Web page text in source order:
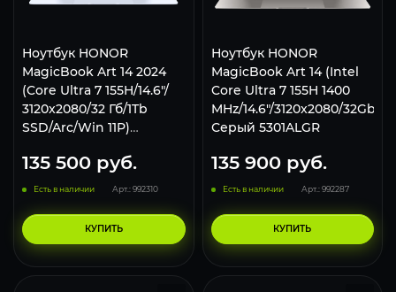
Ноутбук HONOR
MagicBook Art 14 2024
(Core Ultra 7 155H/14.6"/
3120x2080/32 Гб/1Tb
SSD/Arc/Win 11P)
135 500 руб.
Есть в наличии Арт.: 992310
КУПИТЬ
Ноутбук HONOR
MagicBook Art 14 (Intel
Core Ultra 7 155H 1400
MHz/14.6"/3120x2080/32Gb/
Серый 5301ALGR
135 900руб.
Есть в наличии Арт.: 992287
КУПИТЬ